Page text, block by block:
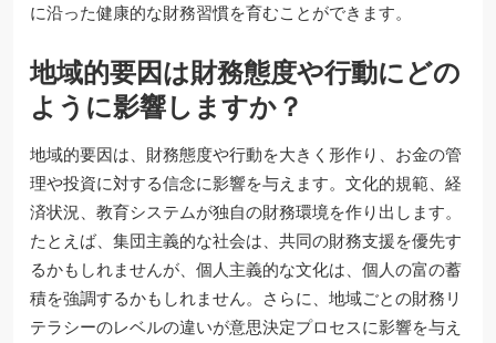
に沿った健康的な財務習慣を育むことができます。
地域的要因は財務態度や行動にどの
ように影響しますか？
地域的要因は、財務態度や行動を大きく形作り、お金の管
理や投資に対する信念に影響を与えます。文化的規範、経
済状況、教育システムが独自の財務環境を作り出します。
たとえば、集団主義的な社会は、共同の財務支援を優先す
るかもしれませんが、個人主義的な文化は、個人の富の蓄
積を強調するかもしれません。さらに、地域ごとの財務リ
テラシーのレベルの違いが意思決定プロセスに影響を与え